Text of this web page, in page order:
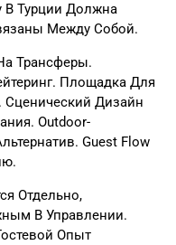
В Турции Должна
Между Собой.
Трансферы.
Площадка Для
Сценический Дизайн
Outdoor-
Guest Flow
Отдельно,
В Управлении.
Опыт